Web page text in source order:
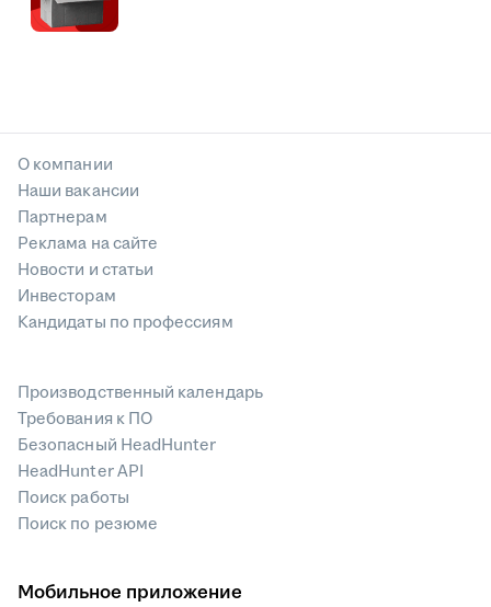
О компании
Наши вакансии
Партнерам
Реклама на сайте
Новости и статьи
Инвесторам
Кандидаты по профессиям
Производственный календарь
Требования к ПО
Безопасный HeadHunter
HeadHunter API
Поиск работы
Поиск по резюме
Мобильное приложение